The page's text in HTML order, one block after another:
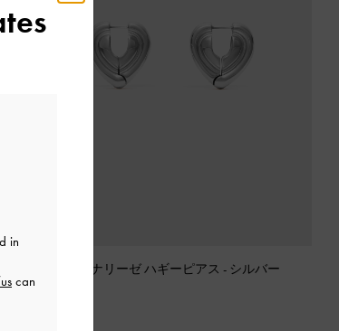
Annalise アナリーゼ ハギーピアス - シルバー
in
can